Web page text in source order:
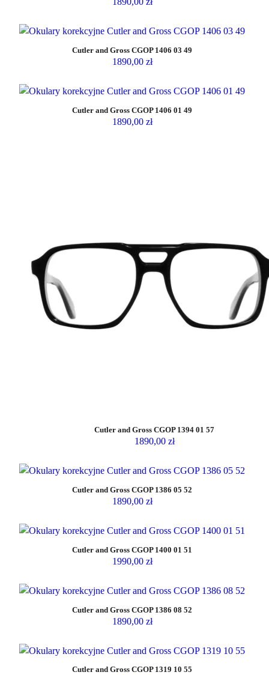
Cutler and Gross CGOP 1406 03 49
1890,00 zł
Cutler and Gross CGOP 1406 01 49
1890,00 zł
Cutler and Gross CGOP 1394 01 57
1890,00 zł
Cutler and Gross CGOP 1386 05 52
1890,00 zł
Cutler and Gross CGOP 1400 01 51
1990,00 zł
Cutler and Gross CGOP 1386 08 52
1890,00 zł
Cutler and Gross CGOP 1319 10 55